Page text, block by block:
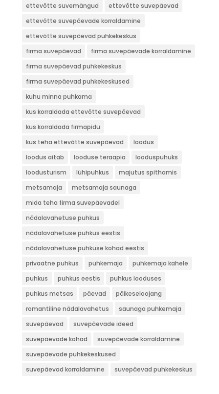
ettevõtte suvemängud
ettevõtte suvepäevad
ettevõtte suvepäevade korraldamine
ettevõtte suvepäevad puhkekeskus
firma suvepäevad
firma suvepäevade korraldamine
firma suvepäevad puhkekeskus
firma suvepäevad puhkekeskused
kuhu minna puhkama
kus korraldada ettevõtte suvepäevad
kus korraldada firmapidu
kus teha ettevõtte suvepäevad
loodus
loodus aitab
looduse teraapia
looduspuhuks
loodusturism
lühipuhkus
majutus spithamis
metsamaja
metsamaja saunaga
mida teha firma suvepäevadel
nädalavahetuse puhkus
nädalavahetuse puhkus eestis
nädalavahetuse puhkuse kohad eestis
privaatne puhkus
puhkemaja
puhkemaja kahele
puhkus
puhkus eestis
puhkus looduses
puhkus metsas
päevad
päikeseloojang
romantiline nädalavahetus
saunaga puhkemaja
suvepäevad
suvepäevade ideed
suvepäevade kohad
suvepäevade korraldamine
suvepäevade puhkekeskused
suvepäevad korraldamine
suvepäevad puhkekeskus